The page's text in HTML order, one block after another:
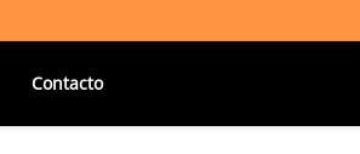
Contacto